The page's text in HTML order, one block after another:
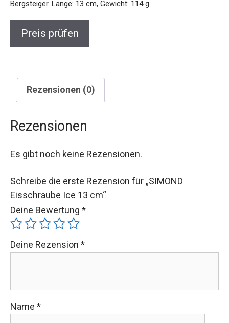
Bergsteiger. Länge: 13 cm, Gewicht: 114 g.
Preis prüfen
Rezensionen (0)
Rezensionen
Es gibt noch keine Rezensionen.
Schreibe die erste Rezension für „SIMOND
Eisschraube Ice 13 cm“
Deine Bewertung *
Deine Rezension *
Name *